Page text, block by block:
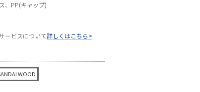
、PP(キャップ)
ービスについて詳しくはこちら>